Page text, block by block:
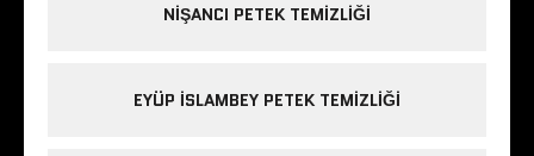
NIŞANCI PETEK TEMIZLIĞI
EYÜP ISLAMBEY PETEK TEMIZLIĞI